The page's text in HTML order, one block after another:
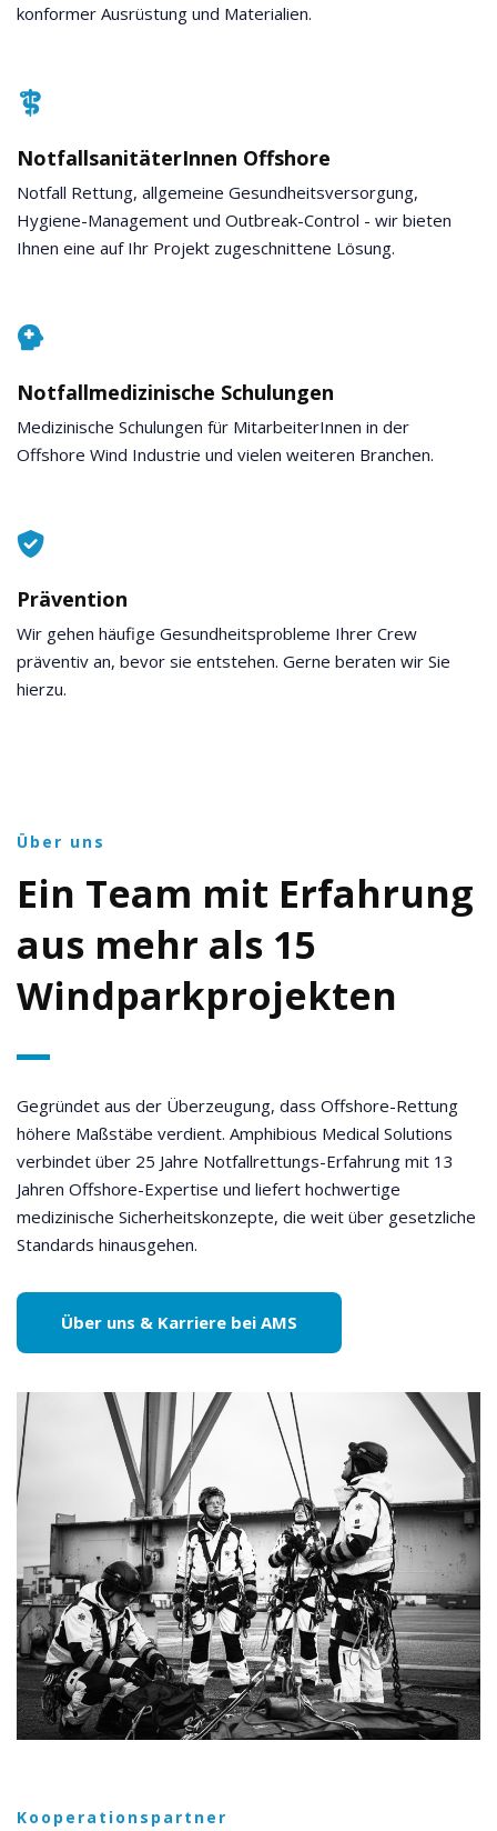
konformer Ausrüstung und Materialien.
NotfallsanitäterInnen Offshore
Notfall Rettung, allgemeine Gesundheitsversorgung,
Hygiene-Management und Outbreak-Control - wir bieten
Ihnen eine auf Ihr Projekt zugeschnittene Lösung.
Notfallmedizinische Schulungen
Medizinische Schulungen für MitarbeiterInnen in der
Offshore Wind Industrie und vielen weiteren Branchen.
Prävention
Wir gehen häufige Gesundheitsprobleme Ihrer Crew
präventiv an, bevor sie entstehen. Gerne beraten wir Sie
hierzu.
Über uns
Ein Team mit Erfahrung
aus mehr als 15
Windpark­projekten
Gegründet aus der Überzeugung, dass Offshore-Rettung
höhere Maßstäbe verdient. Amphibious Medical Solutions
verbindet über 25 Jahre Notfallrettungs-Erfahrung mit 13
Jahren Offshore-Expertise und liefert hochwertige
medizinische Sicherheitskonzepte, die weit über gesetzliche
Standards hinausgehen.
Über uns & Karriere bei AMS
Kooperationspartner